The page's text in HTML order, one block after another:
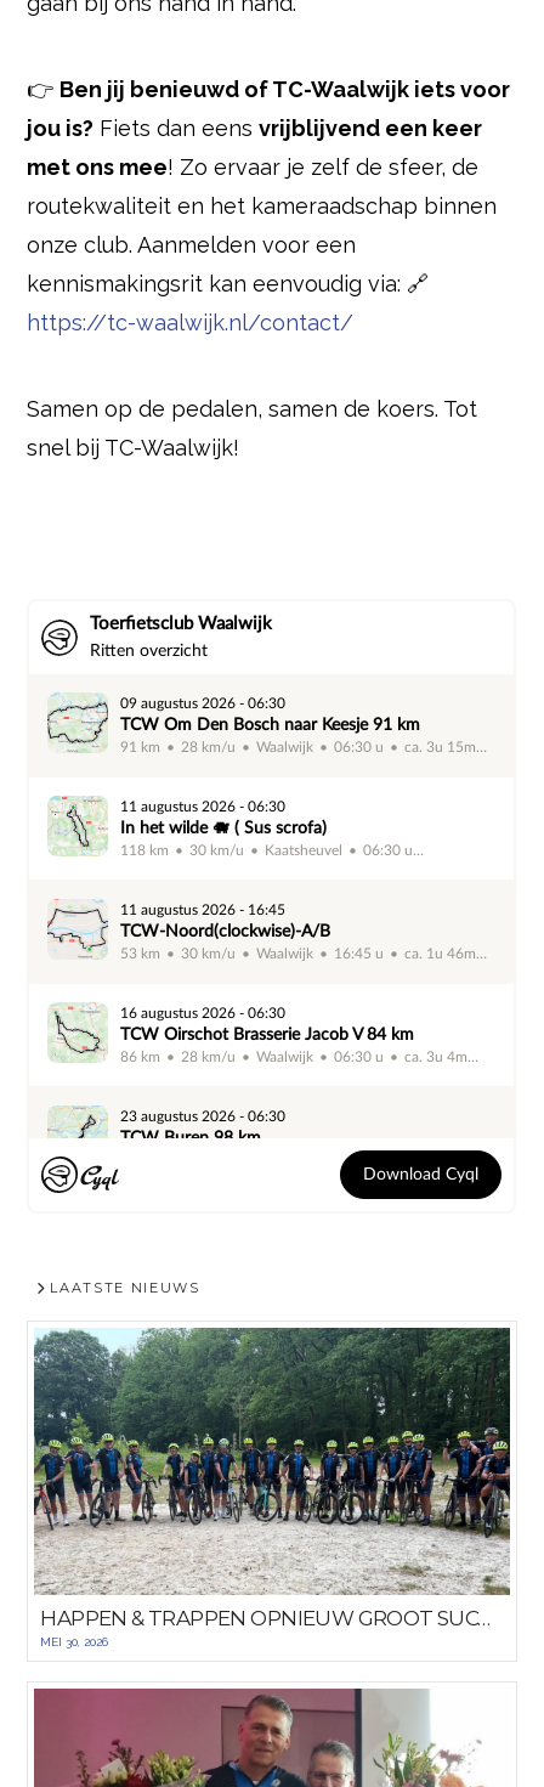
👉 Ben jij benieuwd of TC-Waalwijk iets voor
jou is? Fiets dan eensvrijblijvend een keer
met ons mee! Zo ervaar je zelf de sfeer, de
routekwaliteit en het kameraadschap binnen
onze club. Aanmelden voor een
kennismakingsrit kan eenvoudig via: 🔗
https://tc-waalwijk.nl/contact/
Samen op de pedalen, samen de koers. Tot
snel bij TC-Waalwijk!
LAATSTE NIEUWS
HAPPEN & TRAPPEN OPNIEUW GROOT SUCCES
MEI 30, 2026